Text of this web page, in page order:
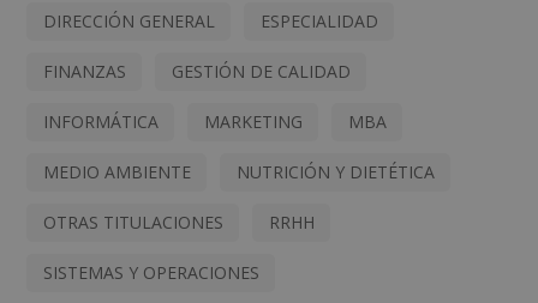
DIRECCIÓN GENERAL ESPECIALIDAD
FINANZAS GESTIÓN DE CALIDAD
INFORMÁTICA MARKETING MBA
MEDIO AMBIENTE NUTRICIÓN Y DIETÉTICA
OTRAS TITULACIONES RRHH
SISTEMAS Y OPERACIONES